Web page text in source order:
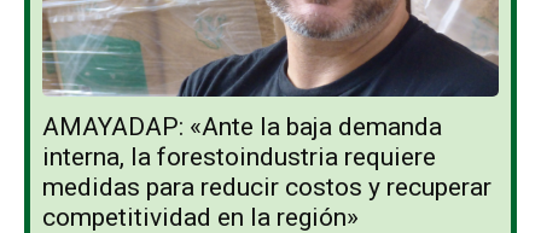
AMAYADAP: «Ante la baja demanda
interna, la forestoindustria requiere
medidas para reducir costos y recuperar
competitividad en la región»